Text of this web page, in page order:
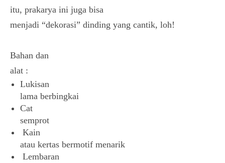
itu, prakarya ini juga bisa
menjadi “dekorasi” dinding yang cantik, loh!
Bahan dan
alat :
Lukisan
lama berbingkai
Cat
semprot
Kain
atau kertas bermotif menarik
Lembaran